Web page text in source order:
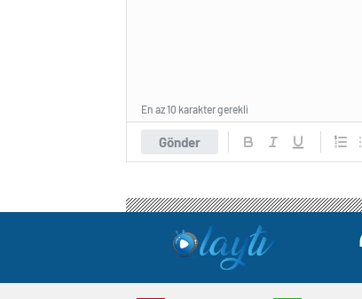
Gönder
En az 10 karakter gerekli